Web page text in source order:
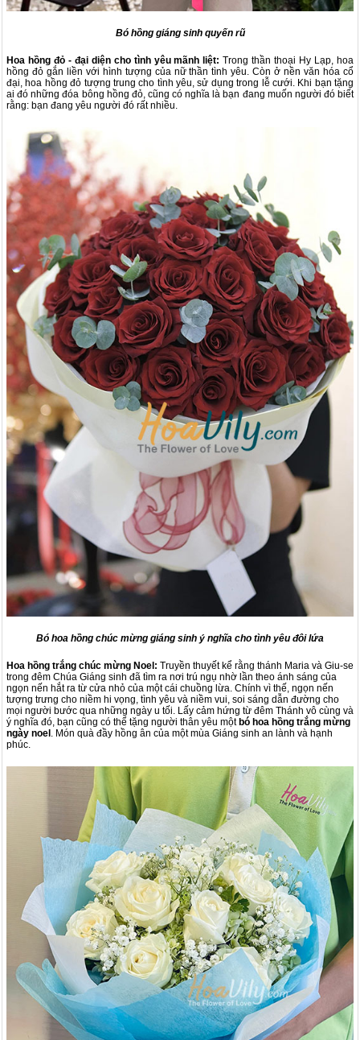
Bó hồng giáng sinh quyến rũ
Hoa hồng đỏ - đại diện cho tình yêu mãnh liệt:Trong thần thoại Hy Lạp, hoa
hồng đỏ gắn liền với hình tượng của nữ thần tình yêu. Còn ở nền văn hóa cổ
đại, hoa hồng đỏ tượng trung cho tình yêu, sử dụng trong lễ cưới. Khi bạn tặng
ai đó những đóa bông hồng đỏ, cũng có nghĩa là bạn đang muốn người đó biết
rằng: bạn đang yêu người đó rất nhiều.
Bó hoa hồng chúc mừng giáng sinh ý nghĩa cho tình yêu đôi lứa
Hoa hồng trắng chúc mừng Noel: Truyền thuyết kể rằng thánh Maria và Giu-se
trong đêm Chúa Giáng sinh đã tìm ra nơi trú ngụ nhờ lần theo ánh sáng của
ngọn nến hắt ra từ cửa nhỏ của một cái chuồng lừa. Chính vì thế, ngọn nến
tượng trưng cho niềm hi vọng, tình yêu và niềm vui, soi sáng dẫn đường cho
mọi người bước qua những ngày u tối. Lấy cảm hứng từ đêm Thánh vô cùng và
ý nghĩa đó, bạn cũng có thể tặng người thân yêu một bó hoa hồng trắng mừng
ngày noel . Món quà đầy hồng ân của một mùa Giáng sinh an lành và hạnh
phúc.